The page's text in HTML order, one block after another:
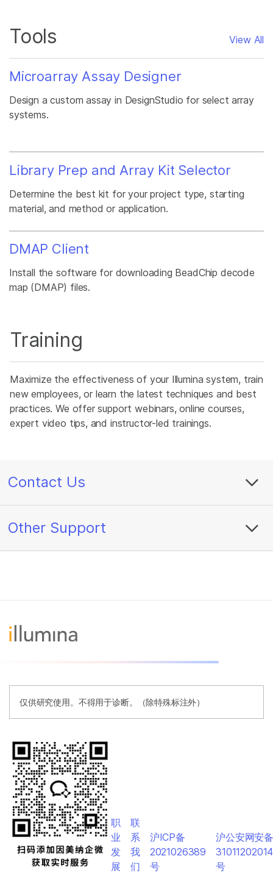
Tools View All
Microarray Assay Designer
Design a custom assay in DesignStudio for select array
systems.
Library Prep and Array Kit Selector
Determine the best kit for your project type, starting
material, and method or application.
DMAP Client
Install the software for downloading BeadChip decode
map (DMAP) files.
Training
Maximize the effectiveness of your Illumina system, train
new employees, or learn the latest techniques and best
practices. We offer support webinars, online courses,
expert video tips, and instructor-led trainings.
Contact Us
Other Support
仅供研究使用。不得用于诊断。（除特殊标注外）
职
业
发
展
联
系
我
们
沪ICP备
2021026389
号
沪公安网安
号